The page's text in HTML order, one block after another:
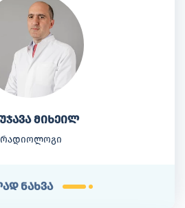
მიხეილ
რადიოლოგი
ნახვა